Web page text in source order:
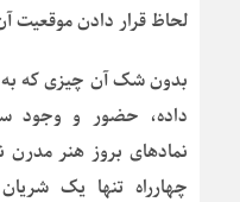
لحاظ قرار دادن موقعیت
بدون شک آن چیزی که به
داده، حضور و وجود
نمادهای بروز هنر
چهارراه تنها یک